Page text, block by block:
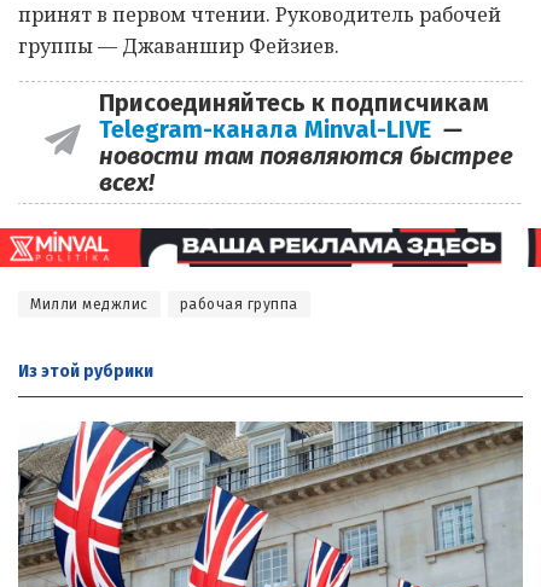
принят в первом чтении. Руководитель рабочей
группы — Джаваншир Фейзиев.
Присоединяйтесь к подписчикам
Telegram-канала Minval-LIVE —
новости там появляются быстрее
всех!
Милли меджлис рабочая группа
Из этой рубрики